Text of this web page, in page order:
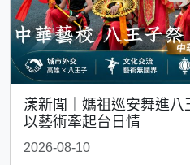
漾新聞｜媽祖巡安舞進
以藝術牽起台日情
2026-08-10